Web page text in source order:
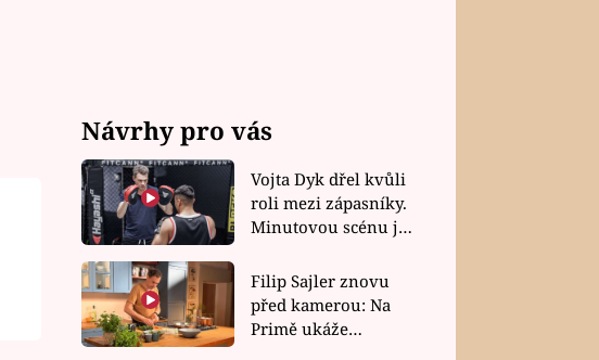
Návrhy pro vás
Vojta Dyk dřel kvůli
roli mezi zápasníky.
Minutovou scénu jel
Filip Sajler znovu
před kamerou: Na
Primě ukáže